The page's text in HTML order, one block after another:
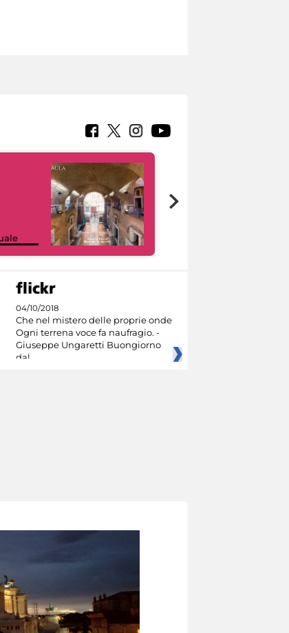
04/10/2018
Che nel mistero delle proprie onde
Ogni terrena voce fa naufragio. -
Giuseppe Ungaretti Buongiorno
dal